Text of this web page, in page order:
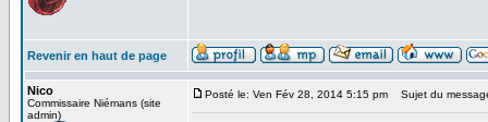
Revenir en haut de page
Nico
Commissaire Niémans (site
admin)
Posté le: Ven Fév 28, 2014 5:15 pm Sujet du